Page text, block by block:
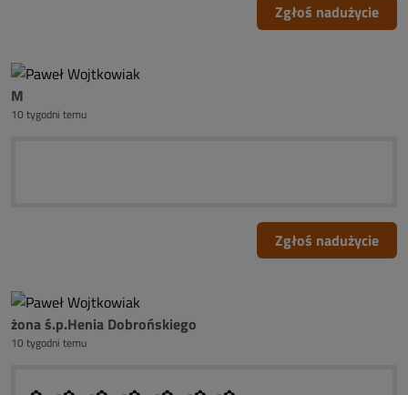
Zgłoś nadużycie
M
10 tygodni temu
Zgłoś nadużycie
żona ś.p.Henia Dobrońskiego
10 tygodni temu